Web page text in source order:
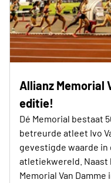
Allianz Memorial
editie!
Dé Memorial bestaat
betreurde atleet Ivo
gevestigde waarde
atletiekwereld. Naast
Memorial Van